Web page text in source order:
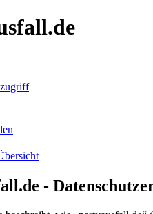
-